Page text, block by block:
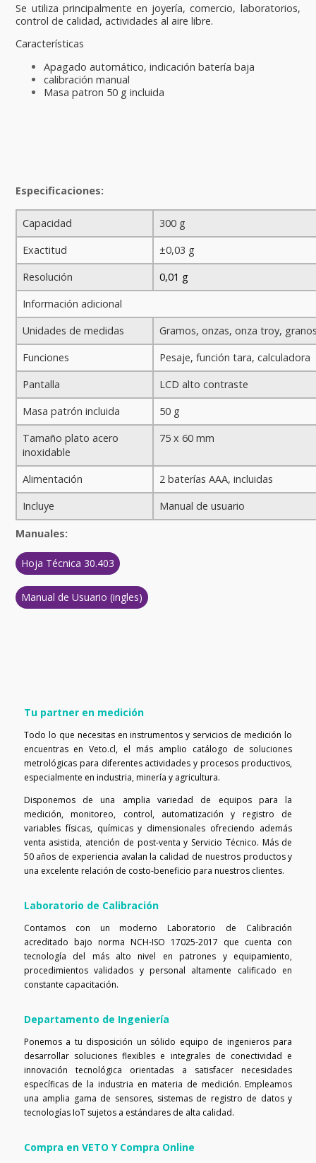
Se utiliza principalmente en joyería, comercio, laboratorios,
control de calidad, actividades al aire libre.
Características
Apagado automático, indicación batería baja
calibración manual
Masa patron 50 g incluida
Especificaciones:
Capacidad
300 g
Exactitud
±0,03 g
Resolución
0,01 g
Información adicional
Unidades de medidas
Gramos, onzas, onza troy,
Funciones
Pesaje, función tara, calculadora
Pantalla
LCD alto contraste
Masa patrón incluida
50 g
Tamaño plato acero
inoxidable
75 x 60 mm
Alimentación
2 baterías AAA, incluidas
Incluye
Manual de usuario
Manuales:
Hoja Técnica 30.403
Manual de Usuario (ingles)
Tu partner en medición
Todo lo que necesitas en instrumentos y servicios de medición lo
encuentras en Veto.cl, el más amplio catálogo de soluciones
metrológicas para diferentes actividades y procesos productivos,
especialmente en industria, minería y agricultura.
Disponemos de una amplia variedad de equipos para la
medición, monitoreo, control, automatización y registro de
variables físicas, químicas y dimensionales ofreciendo además
venta asistida, atención de post-venta y Servicio Técnico. Más de
50 años de experiencia avalan la calidad de nuestros productos y
una excelente relación de costo-beneficio para nuestros clientes.
Laboratorio de Calibración
Contamos con un moderno Laboratorio de Calibración
acreditado bajo norma NCH-ISO 17025-2017 que cuenta con
tecnología del más alto nivel en patrones y equipamiento,
procedimientos validados y personal altamente calificado en
constante capacitación.
Departamento de Ingeniería
Ponemos a tu disposición un sólido equipo de ingenieros para
desarrollar soluciones flexibles e integrales de conectividad e
innovación tecnológica orientadas a satisfacer necesidades
específicas de la industria en materia de medición. Empleamos
una amplia gama de sensores, sistemas de registro de datos y
tecnologías IoT sujetos a estándares de alta calidad.
Compra en VETO Y Compra Online